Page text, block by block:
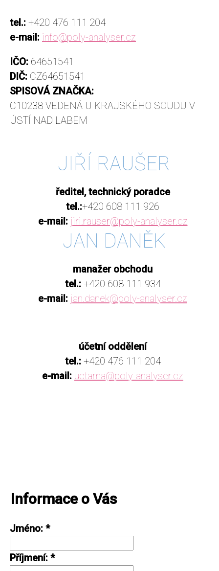
tel.: +420 476 111 204
e-mail: info@poly-analyser.cz
IČO: 64651541
DIČ: CZ64651541
SPISOVÁ ZNAČKA:
C10238 VEDENÁ U KRAJSKÉHO SOUDU V
ÚSTÍ NAD LABEM
JIŘÍ RAUŠER
ředitel, technický poradce
tel.:+420 608 111 926
e-mail: jiri.rauser@poly-analyser.cz
JAN DANĚK
manažer obchodu
tel.:+420 608 111 934
e-mail: jan.danek@poly-analyser.cz
účetní oddělení
tel.:+420 476 111 204
e-mail: uctarna@poly-analyser.cz
Informace o Vás
Jméno: *
Příjmení: *